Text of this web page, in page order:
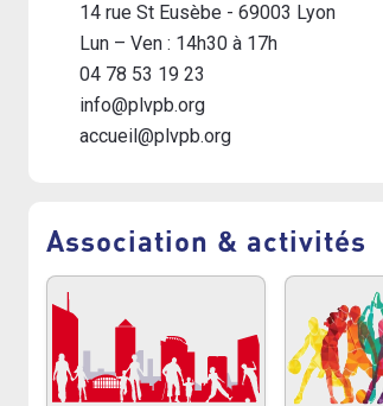
14 rue St Eusèbe - 69003 Lyon
Lun – Ven : 14h30 à 17h
04 78 53 19 23
info@plvpb.org
accueil@plvpb.org
Association & activités